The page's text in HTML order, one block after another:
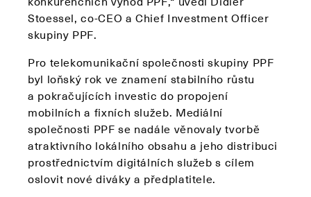
Stoessel, co-CEO a Chief Investment Officer
skupiny PPF.
Pro telekomunikační společnosti skupiny PPF
byl loňský rok ve znamení stabilního růstu
a pokračujících investic do propojení
mobilních a fixních služeb. Mediální
společnosti PPF se nadále věnovaly tvorbě
atraktivního lokálního obsahu a jeho distribuci
prostřednictvím digitálních služeb s cílem
oslovit nové diváky a předplatitele.